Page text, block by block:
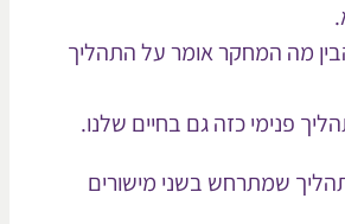
אומר על התהליך
כזה גם בחיים שלנו.
בשני מישורים